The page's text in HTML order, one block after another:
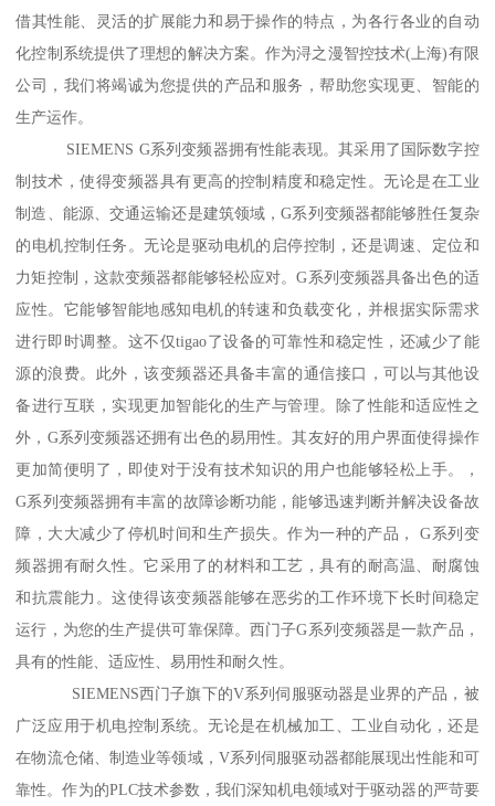
借其性能、灵活的扩展能力和易于操作的特点，为各行各业的自动
化控制系统提供了理想的解决方案。作为浔之漫智控技术(上海)有限
公司，我们将竭诚为您提供的产品和服务，帮助您实现更、智能的
生产运作。
SIEMENS G系列变频器拥有性能表现。其采用了国际数字控
制技术，使得变频器具有更高的控制精度和稳定性。无论是在工业
制造、能源、交通运输还是建筑领域，G系列变频器都能够胜任复杂
的电机控制任务。无论是驱动电机的启停控制，还是调速、定位和
力矩控制，这款变频器都能够轻松应对。G系列变频器具备出色的适
应性。它能够智能地感知电机的转速和负载变化，并根据实际需求
进行即时调整。这不仅tigao了设备的可靠性和稳定性，还减少了能
源的浪费。此外，该变频器还具备丰富的通信接口，可以与其他设
备进行互联，实现更加智能化的生产与管理。除了性能和适应性之
外，G系列变频器还拥有出色的易用性。其友好的用户界面使得操作
更加简便明了，即使对于没有技术知识的用户也能够轻松上手。，
G系列变频器拥有丰富的故障诊断功能，能够迅速判断并解决设备故
障，大大减少了停机时间和生产损失。作为一种的产品， G系列变
频器拥有耐久性。它采用了的材料和工艺，具有的耐高温、耐腐蚀
和抗震能力。这使得该变频器能够在恶劣的工作环境下长时间稳定
运行，为您的生产提供可靠保障。西门子G系列变频器是一款产品，
具有的性能、适应性、易用性和耐久性。
SIEMENS西门子旗下的V系列伺服驱动器是业界的产品，被
广泛应用于机电控制系统。无论是在机械加工、工业自动化，还是
在物流仓储、制造业等领域，V系列伺服驱动器都能展现出性能和可
靠性。作为的PLC技术参数，我们深知机电领域对于驱动器的严苛要